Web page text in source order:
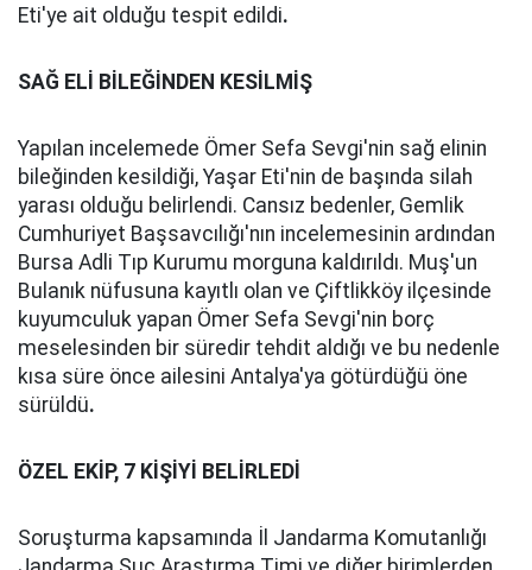
Eti'ye ait olduğu tespit edildi.
SAĞ ELİ BİLEĞİNDEN KESİLMİŞ
Yapılan incelemede Ömer Sefa Sevgi'nin sağ elinin
bileğinden kesildiği, Yaşar Eti'nin de başında silah
yarası olduğu belirlendi. Cansız bedenler, Gemlik
Cumhuriyet Başsavcılığı'nın incelemesinin ardından
Bursa Adli Tıp Kurumu morguna kaldırıldı. Muş'un
Bulanık nüfusuna kayıtlı olan ve Çiftlikköy ilçesinde
kuyumculuk yapan Ömer Sefa Sevgi'nin borç
meselesinden bir süredir tehdit aldığı ve bu nedenle
kısa süre önce ailesini Antalya'ya götürdüğü öne
sürüldü.
ÖZEL EKİP, 7 KİŞİYİ BELİRLEDİ
Soruşturma kapsamında İl Jandarma Komutanlığı